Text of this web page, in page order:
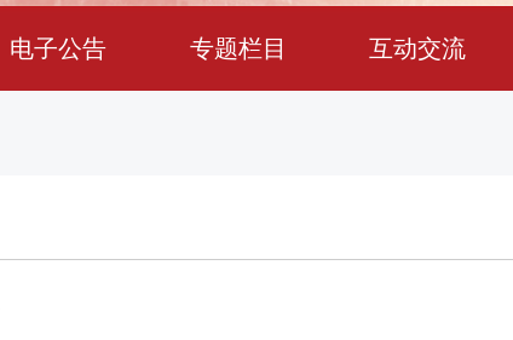
电子公告 专题栏目 互动交流